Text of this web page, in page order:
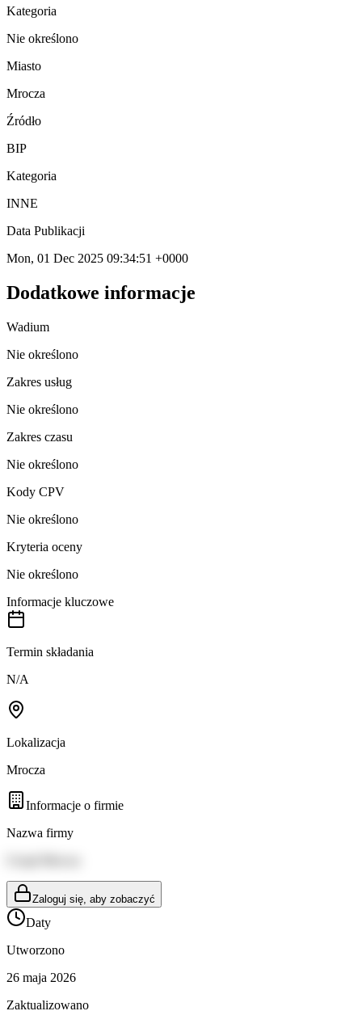
Kategoria
Nie określono
Miasto
Mrocza
Źródło
BIP
Kategoria
INNE
Data Publikacji
Mon, 01 Dec 2025 09:34:51 +0000
Dodatkowe informacje
Wadium
Nie określono
Zakres usług
Nie określono
Zakres czasu
Nie określono
Kody CPV
Nie określono
Kryteria oceny
Nie określono
Informacje kluczowe
Termin składania
N/A
Lokalizacja
Mrocza
Informacje o firmie
Nazwa firmy
Zaloguj się, aby zobaczyć
Daty
Utworzono
26 maja 2026
Zaktualizowano